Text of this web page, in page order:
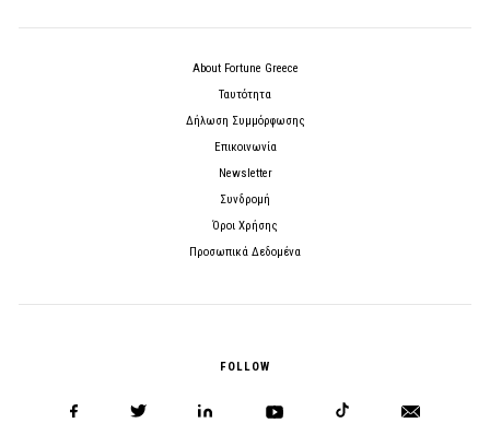
About Fortune Greece
Ταυτότητα
Δήλωση Συμμόρφωσης
Επικοινωνία
Newsletter
Συνδρομή
Όροι Χρήσης
Προσωπικά Δεδομένα
FOLLOW